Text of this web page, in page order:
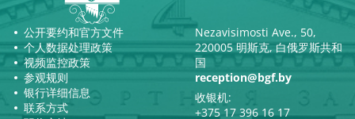
公开要约和官方文件
个人数据处理政策
视频监控政策
参观规则
银行详细信息
联系方式
Nezavisimosti Ave., 50,
220005 明斯克, 白俄罗斯共和
国
reception@bgf.by
收银机:
+375 17 396 16 17